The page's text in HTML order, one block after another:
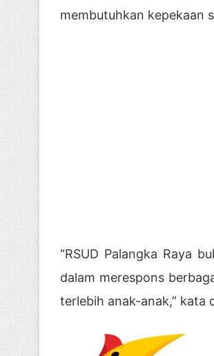
membutuhkan kepekaan
“RSUD Palangka Raya
dalam merespons
terlebih anak-anak,” kata